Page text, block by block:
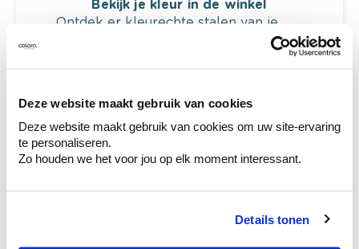
Deze website maakt gebruik van cookies
Deze website maakt gebruik van cookies om uw site-ervaring
te personaliseren.
Zo houden we het voor jou op elk moment interessant.
Details tonen
Bekijk je kleur in de winkel
Ontdek er kleurechte stalen van je
Krijg persoonlijk advies om kleuren te
combineren.
Kleuradvies aan huis